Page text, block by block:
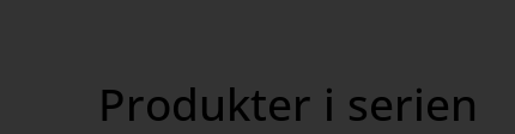
Produkter i serien